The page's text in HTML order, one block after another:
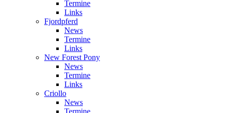
Termine
Links
Fjordpferd
News
Termine
Links
New Forest Pony
News
Termine
Links
Criollo
News
Termine